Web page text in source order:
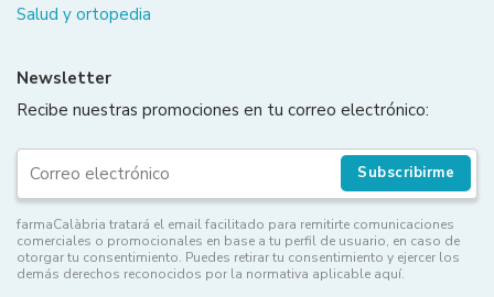
Salud y ortopedia
Newsletter
Recibe nuestras promociones en tu correo electrónico:
Subscribirme
farmaCalàbria tratará el email facilitado para remitirte comunicaciones
comerciales o promocionales en base a tu perfil de usuario, en caso de
otorgar tu consentimiento. Puedes retirar tu consentimiento y ejercer los
demás derechos reconocidos por la normativa aplicable aquí.